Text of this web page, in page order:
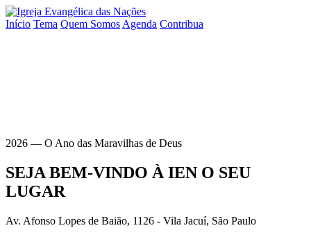
Início Tema Quem Somos Agenda Contribua
2026 — O Ano das Maravilhas de Deus
SEJA BEM-VINDO À IEN O SEU
LUGAR
Av. Afonso Lopes de Baião, 1126 - Vila Jacuí, São Paulo